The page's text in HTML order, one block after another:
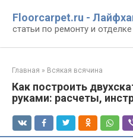
контенту
Floorcarpet.ru -
статьи по ремонту и
Главная » Всякая всячина
Как построить
руками: расчеты,